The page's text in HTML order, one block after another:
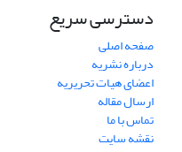
دسترسی سریع
صفحه اصلی
درباره نشریه
اعضای هیات تحریریه
ارسال مقاله
تماس با ما
نقشه سایت